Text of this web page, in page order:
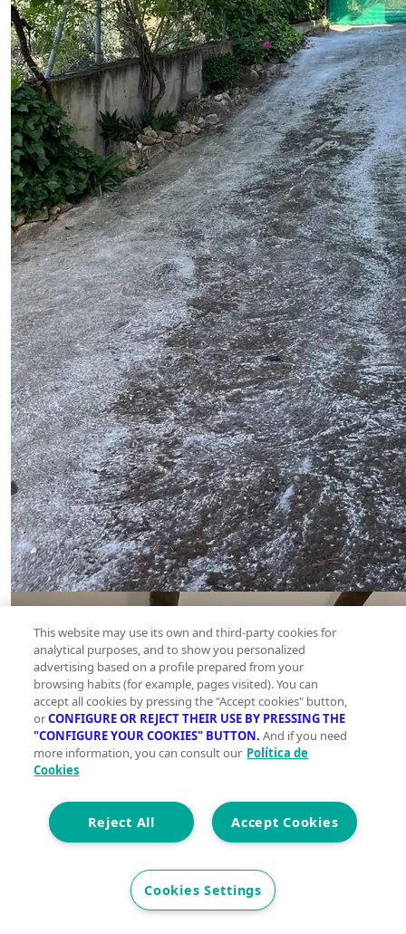
This website may use its own and third-party cookies for
analytical purposes, and to show you personalized
advertising based on a profile prepared from your
browsing habits (for example, pages visited). You can
accept all cookies by pressing the "Accept cookies" button,
orCONFIGURE OR REJECT THEIR USE BY PRESSING THE
"CONFIGURE YOUR COOKIES" BUTTON. And if you need
more information, you can consult our Política de
Cookies
Accept Cookies
Reject All
Cookies Settings